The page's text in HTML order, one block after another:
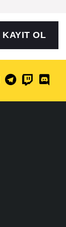
KAYIT OL